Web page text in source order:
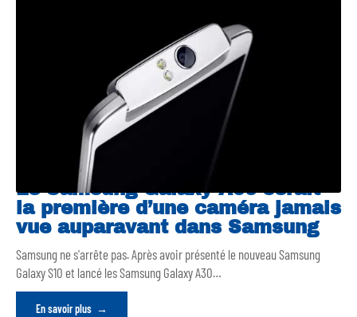
Le Samsung Galaxy A90 serait
la première d’une caméra jamais
vue auparavant dans Samsung
Samsung ne s'arrête pas. Après avoir présenté le nouveau Samsung
Galaxy S10 et lancé les Samsung Galaxy A30…
En savoir plus